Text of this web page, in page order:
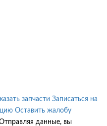
запчасти Записаться на
Оставить жалобу
данные, вы